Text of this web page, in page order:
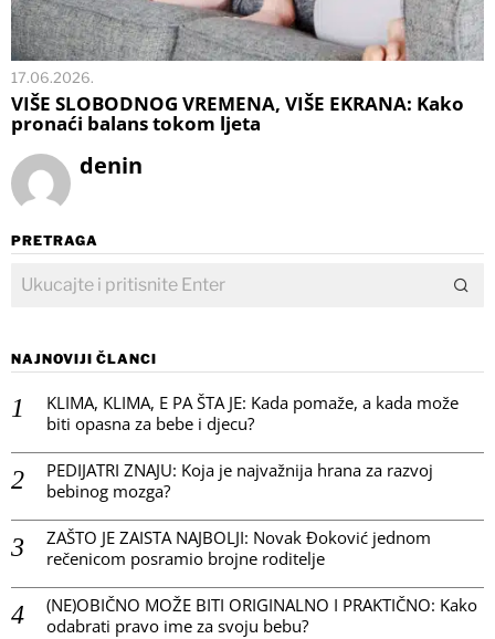
17.06.2026.
VIŠE SLOBODNOG VREMENA, VIŠE EKRANA: Kako
pronaći balans tokom ljeta
denin
PRETRAGA
NAJNOVIJI ČLANCI
KLIMA, KLIMA, E PA ŠTA JE: Kada pomaže, a kada može
biti opasna za bebe i djecu?
PEDIJATRI ZNAJU: Koja je najvažnija hrana za razvoj
bebinog mozga?
ZAŠTO JE ZAISTA NAJBOLJI: Novak Đoković jednom
rečenicom posramio brojne roditelje
(NE)OBIČNO MOŽE BITI ORIGINALNO I PRAKTIČNO: Kako
odabrati pravo ime za svoju bebu?